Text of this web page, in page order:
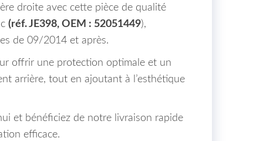
droite avec cette pièce de qualité
(réf. JE398, OEM : 52051449),
de 09/2014 et après.
offrir une protection optimale et un
arrière, tout en ajoutant à l’esthétique
et bénéficiez de notre livraison rapide
efficace.